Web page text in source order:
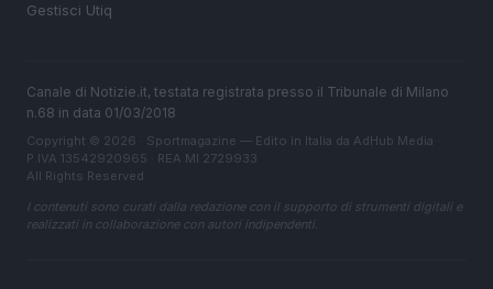
Gestisci Utiq
Canale di Notizie.it, testata registrata presso il Tribunale di Milano
n.68 in data 01/03/2018
Copyright © 2026 · Sportmagazine — Edito in Italia da AdHub Media
P.IVA 13542920965 · REA MI 2729933
All Rights Reserved
I contenuti sono curati dalla redazione con il supporto di strumenti digitali e
realizzati in collaborazione con autori indipendenti.